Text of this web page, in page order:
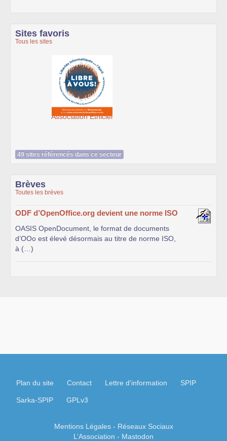
Sites favoris
Tous les sites
cre@tic, un service du Cdg59
OASIS OpenDocument, le format de documents
à (…)
Sarka-SPIP GPLv3